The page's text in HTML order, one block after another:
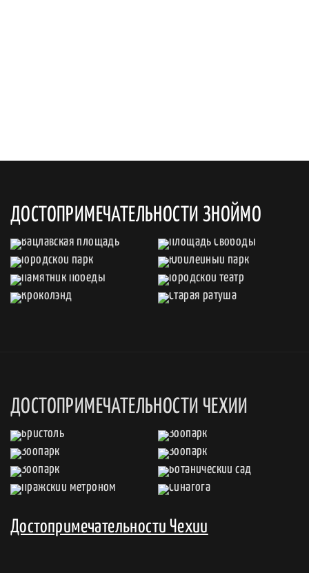
ДОСТОПРИМЕЧАТЕЛЬНОСТИ ЗНОЙМО
ДОСТОПРИМЕЧАТЕЛЬНОСТИ ЧЕХИИ
Достопримечательности Чехии